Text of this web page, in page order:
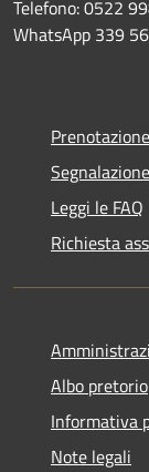
Telefono: 0522
WhatsApp 339
Leggi le FAQ
Richiesta
Albo pretorio
Informativa
Note legali